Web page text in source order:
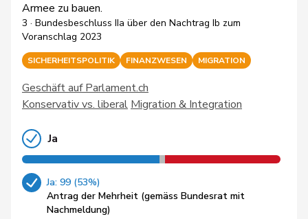
Armee zu bauen.
3 · Bundesbeschluss IIa über den Nachtrag Ib zum
Voranschlag 2023
SICHERHEITSPOLITIK FINANZWESEN MIGRATION
Geschäft auf Parlament.ch
Konservativ vs. liberal Migration & Integration
Ja
Ja: 99 (53%)
Antrag der Mehrheit (gemäss Bundesrat mit
Nachmeldung)